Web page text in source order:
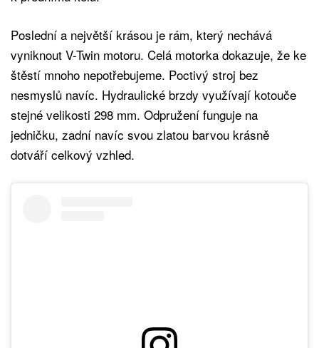
Poslední a největší krásou je rám, který nechává
vyniknout V-Twin motoru. Celá motorka dokazuje, že ke
štěstí mnoho nepotřebujeme. Poctivý stroj bez
nesmyslů navíc. Hydraulické brzdy využívají kotouče
stejné velikosti 298 mm. Odpružení funguje na
jedničku, zadní navíc svou zlatou barvou krásně
dotváří celkový vzhled.